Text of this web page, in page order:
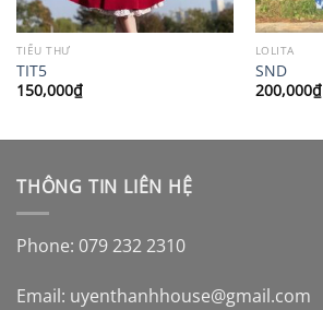
TIỂU THƯ
TIT5
150,000₫
LOLITA
SND
200,000₫
THÔNG TIN LIÊN HỆ
Phone: 079 232 2310
Email: uyenthanhhouse@gmail.com